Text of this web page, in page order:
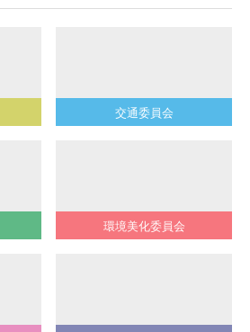
交通委員会
環境美化委員会